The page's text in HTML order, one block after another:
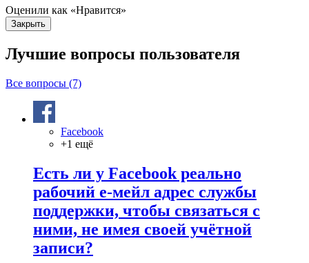
Оценили как «Нравится»
Закрыть
Лучшие вопросы пользователя
Все вопросы (7)
Facebook
+1 ещё
Есть ли у Facebook реально
рабочий е-мейл адрес службы
поддержки, чтобы связаться с
ними, не имея своей учётной
записи?